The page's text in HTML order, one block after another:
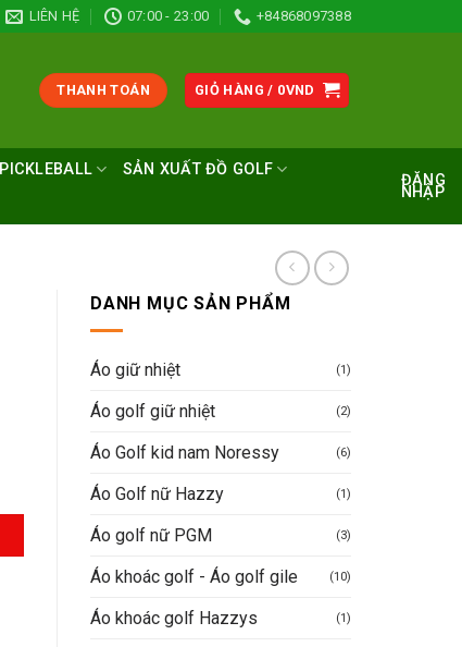
LIÊN HỆ 07:00 - 23:00 +84868097388
THANH TOÁN GIỎ HÀNG / 0VND
PICKLEBALL SẢN XUẤT ĐỒ GOLF
ĐĂNG
NHẬP
DANH MỤC SẢN PHẨM
Áo giữ nhiệt (1)
Áo golf giữ nhiệt (2)
Áo Golf kid nam Noressy (6)
Áo Golf nữ Hazzy (1)
Áo golf nữ PGM (3)
Áo khoác golf - Áo golf gile (10)
Áo khoác golf Hazzys (1)